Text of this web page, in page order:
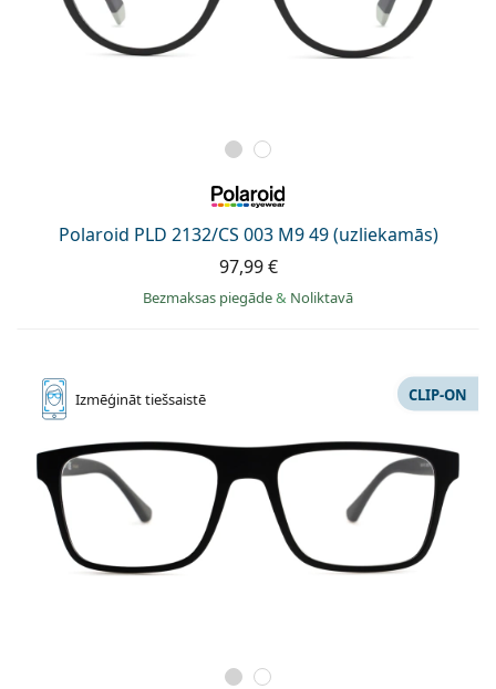
Polaroid PLD 2132/CS 003 M9 49 (uzliekamās)
97,99 €
Bezmaksas piegāde& Noliktavā
Izmēģināttiešsaistē CLIP-ON